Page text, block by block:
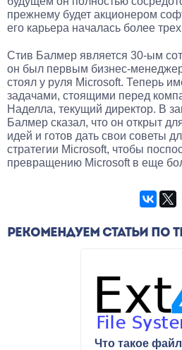
прежнему будет акционером
его карьера началась более
Стив Балмер является 30-ым
он был первым бизнес-
стоял у руля Microsoft. Теперь
задачами, стоящими перед
Наделла, текущий директор. В
Балмер сказал, что он открыт
идей и готов дать свои советы
стратегии Microsoft, чтобы
превращению Microsoft в еще
РЕКОМЕНДУЕМ СТАТЬИ ПО
Что такое